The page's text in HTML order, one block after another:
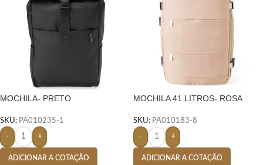
MOCHILA- PRETO
SKU: PA010235-1
- +
ADICIONAR A COTAÇÃO
MOCHILA 41 LITROS- ROSA
SKU: PA010183-8
- +
ADICIONAR A COTAÇÃO